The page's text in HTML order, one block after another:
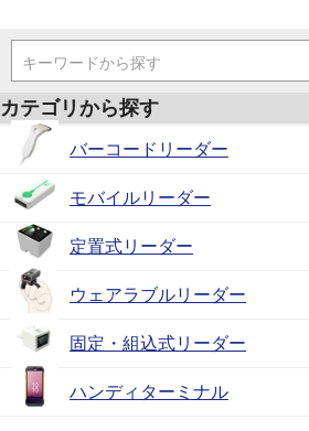
キーワードから探す
カテゴリから探す
バーコードリーダー
モバイルリーダー
定置式リーダー
ウェアラブルリーダー
固定・組込式リーダー
ハンディターミナル